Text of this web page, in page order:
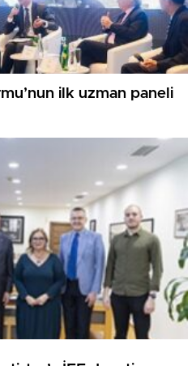
ilk uzman paneli